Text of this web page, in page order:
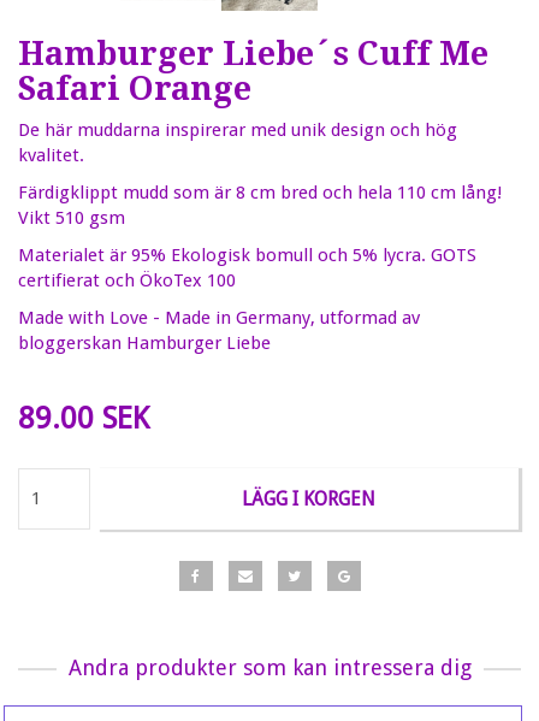
Hamburger Liebe´s Cuff Me
Safari Orange
De här muddarna inspirerar med unik design och hög
kvalitet.
Färdigklippt mudd som är 8 cm bred och hela 110 cm lång!
Vikt 510 gsm
Materialet är 95% Ekologisk bomull och 5% lycra. GOTS
certifierat och ÖkoTex 100
Made with Love - Made in Germany, utformad av
bloggerskan Hamburger Liebe
89.00 SEK
LÄGG I KORGEN
Andra produkter som kan intressera dig